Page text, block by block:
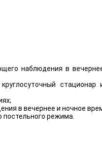
наблюдения в
в вечернее и ночное
постельного режима.